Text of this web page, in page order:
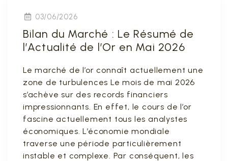
03/06/2026
Bilan du Marché : Le Résumé de
l’Actualité de l’Or en Mai 2026
Le marché de l’or connaît actuellement une
zone de turbulences Le mois de mai 2026
s’achève sur des records financiers
impressionnants. En effet, le cours de l’or
fascine actuellement tous les analystes
économiques. L’économie mondiale
traverse une période particulièrement
instable et complexe. Par conséquent, les